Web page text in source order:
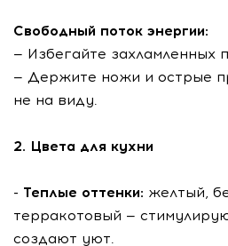
Свободный поток энергии:
— Избегайте захламленных
— Держите ножи и острые
не на виду.
2. Цвета для кухни
- Теплые оттенки: желтый,
терракотовый —
создают уют.